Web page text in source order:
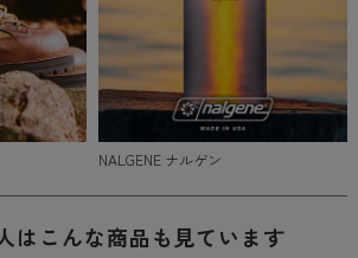
NALGENE ナルゲン
はこんな商品も見ています